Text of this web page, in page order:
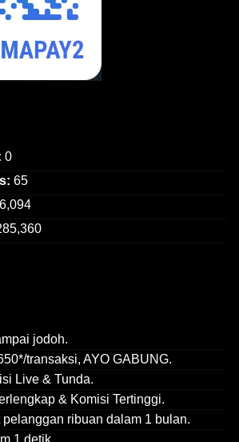
0
65
jodoh.
transaksi, AYO GABUNG.
Live & Tunda.
& Komisi Tertinggi.
ribuan dalam 1 bulan.
1 detik.